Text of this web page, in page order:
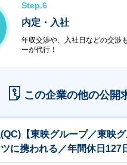
Step.6
内定・入社
年収交渉や、入社日などの交渉
ーが代行！
この企業の他の公開
【東映グループ／東映
に携われる／年間休日127